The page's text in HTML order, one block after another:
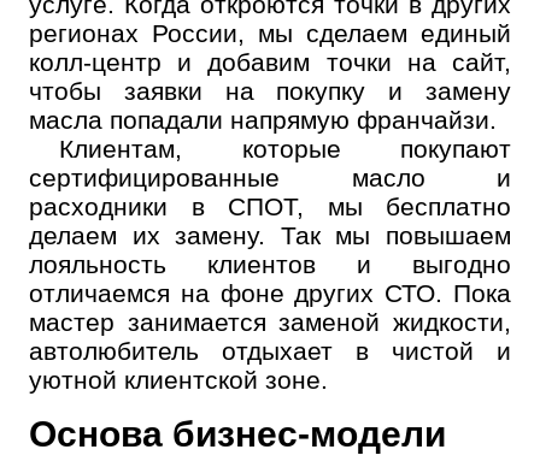
регионах России, мы сделаем единый
колл-центр и добавим точки на сайт,
чтобы заявки на покупку и замену
масла попадали напрямую франчайзи.
Клиентам, которые покупают
сертифицированные масло и
расходники в СПОТ, мы бесплатно
делаем их замену. Так мы повышаем
лояльность клиентов и выгодно
отличаемся на фоне других СТО. Пока
мастер занимается заменой жидкости,
автолюбитель отдыхает в чистой и
уютной клиентской зоне.
Основа бизнес-модели
Далее
Номер телефона
ОК